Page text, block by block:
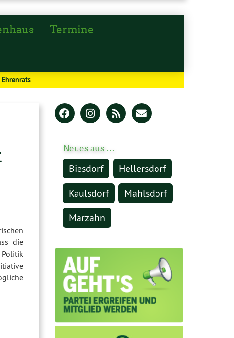
Termine
die
Neues aus …
Biesdorf
Hellersdorf
Kaulsdorf
Mahlsdorf
Marzahn